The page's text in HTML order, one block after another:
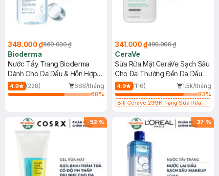
348.000 ₫560.000 ₫
Bioderma
Nước Tẩy Trang Bioderma
Dành Cho Da Dầu & Hỗn Hợp
500ml
4.9 (228)
688/tháng
68%
341.000 ₫490.000 ₫
CeraVe
Sữa Rửa Mặt CeraVe Sạch Sâu
Cho Da Thường Đến Da Dầu
473ml
4.9 (116)
1.5k/tháng
83%
Bill Cerave 299K Tặng Sữa Rửa
-53 % -37 %